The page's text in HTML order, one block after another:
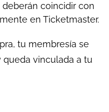
coincidir con
en Ticketmaster.
tu membresía se
vinculada a tu